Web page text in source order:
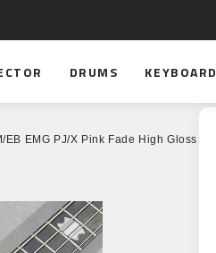
DRUMS KEYBOARD
EB EMG PJ/X Pink Fade High Gloss